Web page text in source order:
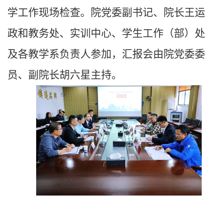
学工作现场检查。院党委副书记、院长王运
政和教务处、实训中心、学生工作（部）处
及各教学系负责人参加，汇报会由院党委委
员、副院长胡六星主持。